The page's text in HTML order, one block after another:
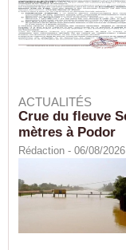
ACTUALITÉS
Crue du fleuve
mètres à Podor
Rédaction - 06/08/